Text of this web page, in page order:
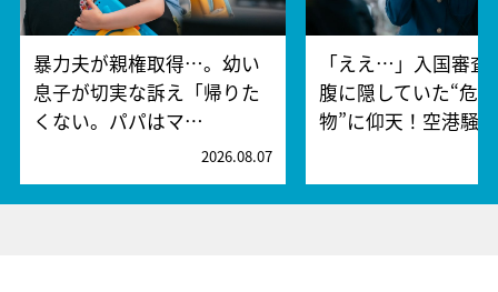
暴力夫が親権取得…。幼い
息子が切実な訴え「帰りた
くない。パパはマ…
2026.08.07
「ええ…」入国審査
腹に隠していた“危
物”に仰天！空港騒